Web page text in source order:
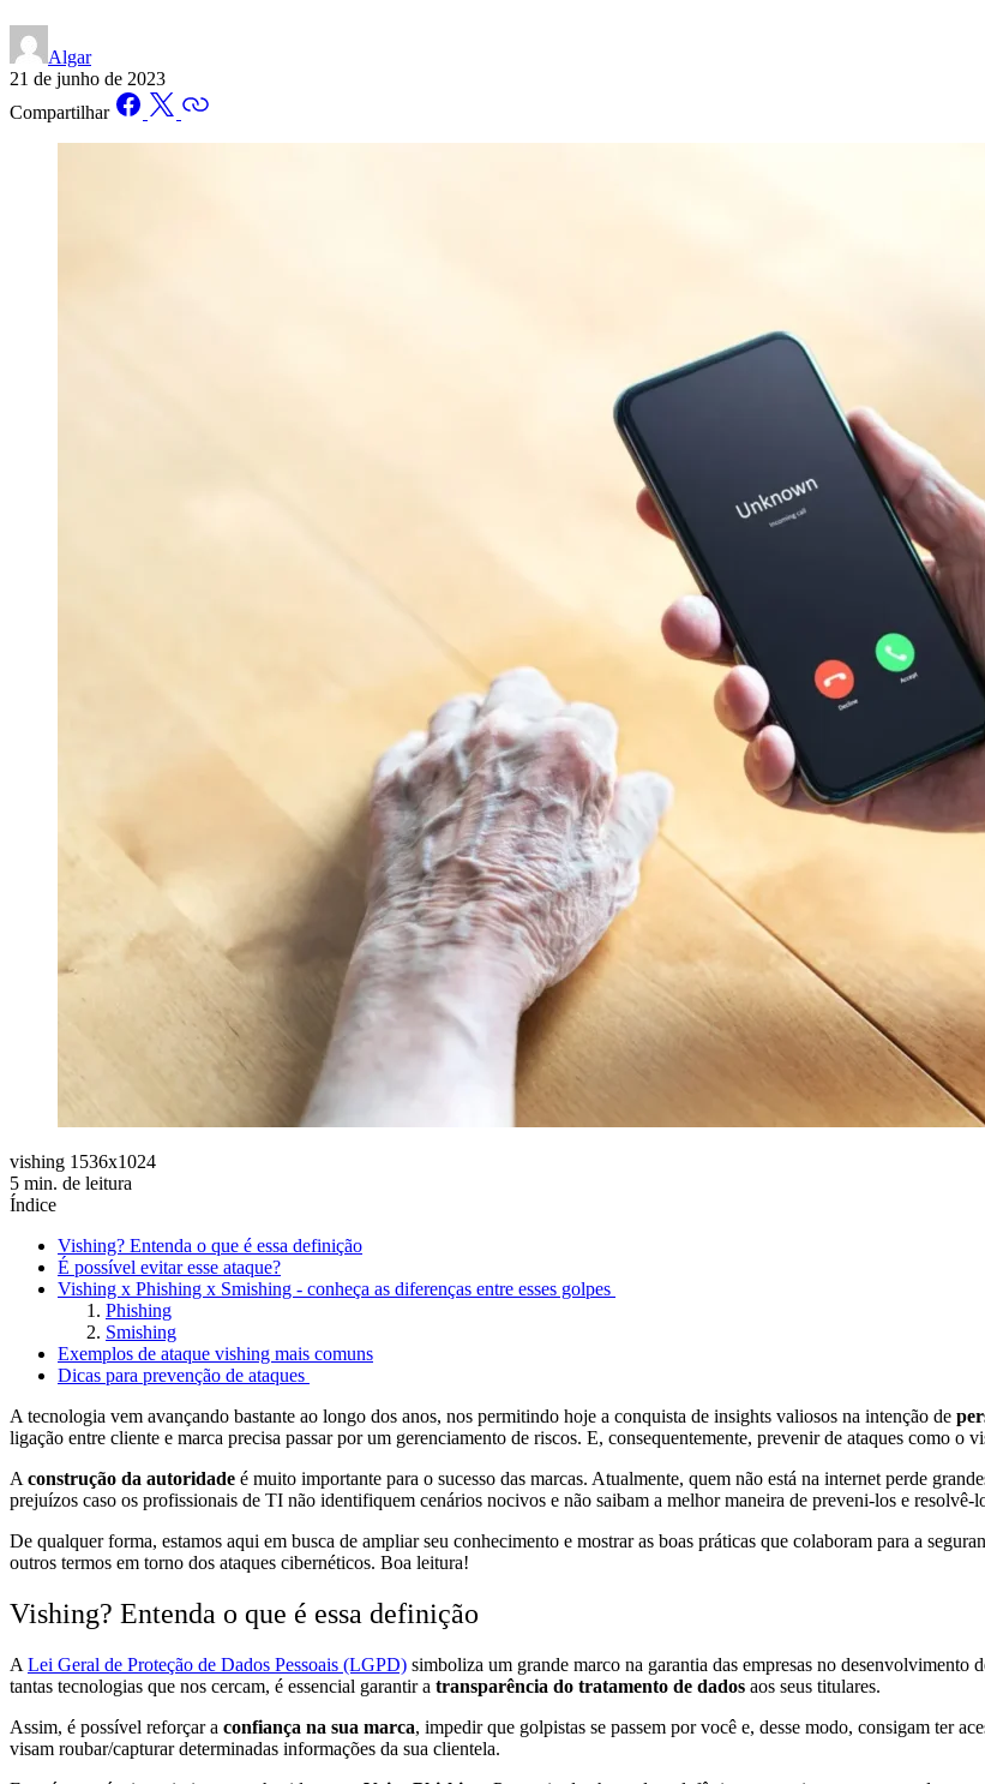
Algar
21 de junho de 2023
Compartilhar
vishing 1536x1024
5 min. de leitura
Índice
Vishing? Entenda o que é essa definição
É possível evitar esse ataque?
Vishing x Phishing x Smishing - conheça as diferenças entre esses golpes
Phishing
Smishing
Exemplos de ataque vishing mais comuns
Dicas para prevenção de ataques
A tecnologia vem avançando bastante ao longo dos anos, nos permitindo hoje a conquista de insights valiosos na intenção de
ligação entre cliente e marca precisa passar por um gerenciamento de riscos. E, consequentemente, prevenir de ataques como o
A construção da autoridade é muito importante para o sucesso das marcas. Atualmente, quem não está na internet perde
prejuízos caso os profissionais de TI não identifiquem cenários nocivos e não saibam a melhor maneira de preveni-los e resolvê-
De qualquer forma, estamos aqui em busca de ampliar seu conhecimento e mostrar as boas práticas que colaboram para a
outros termos em torno dos ataques cibernéticos. Boa leitura!
Vishing? Entenda o que é essa definição
A Lei Geral de Proteção de Dados Pessoais (LGPD) simboliza um grande marco na garantia das empresas no
tantas tecnologias que nos cercam, é essencial garantir a transparência do tratamento de dados aos seus titulares.
Assim, é possível reforçar a confiança na sua marca, impedir que golpistas se passem por você e, desse modo, consigam ter
visam roubar/capturar determinadas informações da sua clientela.